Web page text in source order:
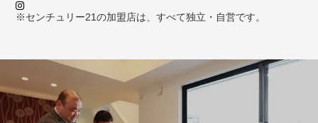
※センチュリー21の加盟店は、すべて独立・自営です。